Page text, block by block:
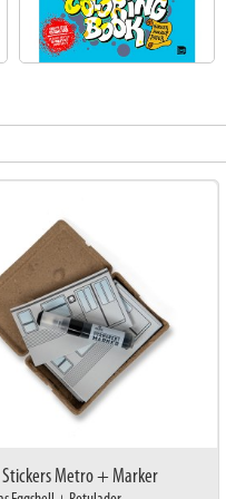
Stickers Metro + Marker